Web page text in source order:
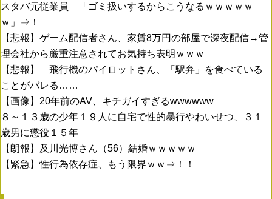
スタバ元従業員 「ゴミ扱いするからこうなるｗｗｗｗｗ
ｗ」⇒！
【悲報】ゲーム配信者さん、家賃8万円の部屋で深夜配信→管
理会社から厳重注意されてお気持ち表明ｗｗｗ
【悲報】 飛行機のパイロットさん、「駅弁」を食べている
ことがバレる……
【画像】20年前のAV、キチガイすぎるwwwwww
８～１３歳の少年１９人に自宅で性的暴行やわいせつ、３１
歳男に懲役１５年
【朗報】及川光博さん（56）結婚ｗｗｗｗｗ
【緊急】性行為依存症、もう限界ｗｗ⇒！！